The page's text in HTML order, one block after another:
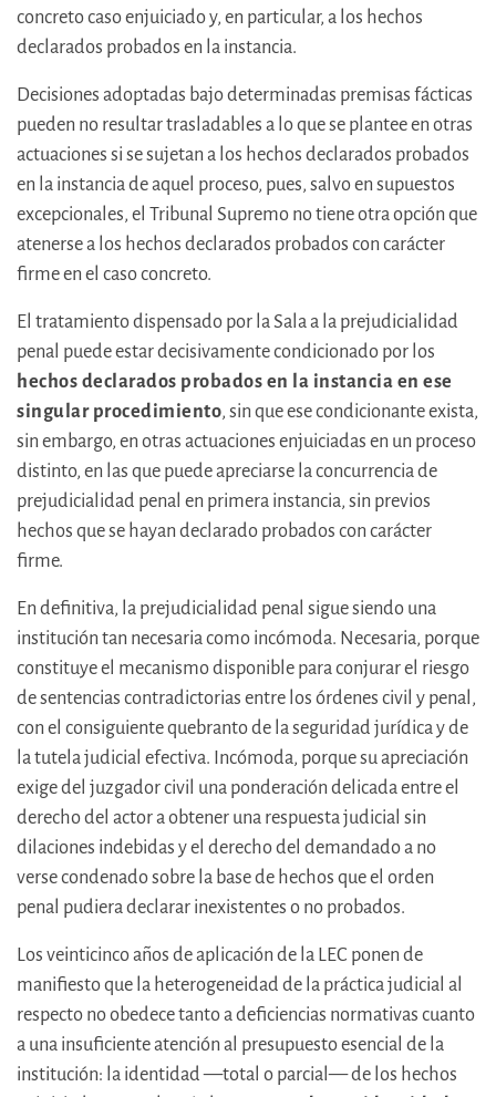
concreto caso enjuiciado y, en particular, a los hechos
declarados probados en la instancia.
Decisiones adoptadas bajo determinadas premisas fácticas
pueden no resultar trasladables a lo que se plantee en otras
actuaciones si se sujetan a los hechos declarados probados
en la instancia de aquel proceso, pues, salvo en supuestos
excepcionales, el Tribunal Supremo no tiene otra opción que
atenerse a los hechos declarados probados con carácter
firme en el caso concreto.
El tratamiento dispensado por la Sala a la prejudicialidad
penal puede estar decisivamente condicionado por los
hechos declarados probados en la instancia en ese
singular procedimiento, sin que ese condicionante exista,
sin embargo, en otras actuaciones enjuiciadas en un proceso
distinto, en las que puede apreciarse la concurrencia de
prejudicialidad penal en primera instancia, sin previos
hechos que se hayan declarado probados con carácter
firme.
En definitiva, la prejudicialidad penal sigue siendo una
institución tan necesaria como incómoda. Necesaria, porque
constituye el mecanismo disponible para conjurar el riesgo
de sentencias contradictorias entre los órdenes civil y penal,
con el consiguiente quebranto de la seguridad jurídica y de
la tutela judicial efectiva. Incómoda, porque su apreciación
exige del juzgador civil una ponderación delicada entre el
derecho del actor a obtener una respuesta judicial sin
dilaciones indebidas y el derecho del demandado a no
verse condenado sobre la base de hechos que el orden
penal pudiera declarar inexistentes o no probados.
Los veinticinco años de aplicación de la LEC ponen de
manifiesto que la heterogeneidad de la práctica judicial al
respecto no obedece tanto a deficiencias normativas cuanto
a una insuficiente atención al presupuesto esencial de la
institución: la identidad —total o parcial— de los hechos